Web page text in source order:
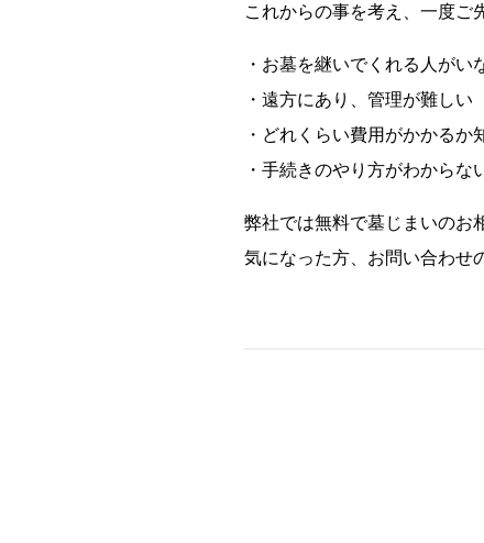
これからの事を考え、一度ご
・お墓を継いでくれる人がい
・遠方にあり、管理が難しい
・どれくらい費用がかかるか
・手続きのやり方がわからな
弊社では無料で墓じまいのお
気になった方、お問い合わせ